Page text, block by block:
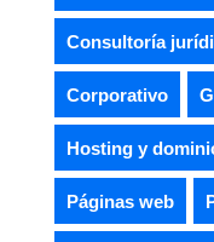
Consultoría
Corporativo
Hosting y
Páginas web